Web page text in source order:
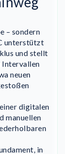
– sondern
unterstützt
und stellt
Intervallen
neuen
digitalen
manuellen
in